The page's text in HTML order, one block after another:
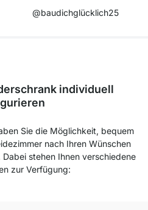
@baudichglücklich25
individuell
Sie die Möglichkeit, bequem
nach Ihren Wünschen
stehen Ihnen verschiedene
zur Verfügung: